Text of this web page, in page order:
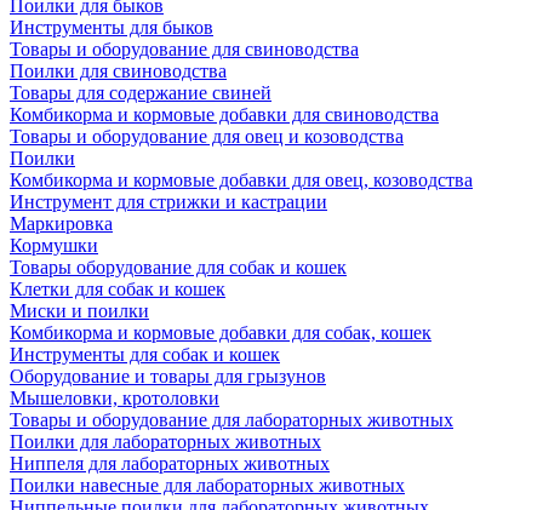
Поилки для быков
Инструменты для быков
Товары и оборудование для свиноводства
Поилки для свиноводства
Товары для содержание свиней
Комбикорма и кормовые добавки для свиноводства
Товары и оборудование для овец и козоводства
Поилки
Комбикорма и кормовые добавки для овец, козоводства
Инструмент для стрижки и кастрации
Маркировка
Кормушки
Товары оборудование для собак и кошек
Клетки для собак и кошек
Миски и поилки
Комбикорма и кормовые добавки для собак, кошек
Инструменты для собак и кошек
Оборудование и товары для грызунов
Мышеловки, кротоловки
Товары и оборудование для лабораторных животных
Поилки для лабораторных животных
Ниппеля для лабораторных животных
Поилки навесные для лабораторных животных